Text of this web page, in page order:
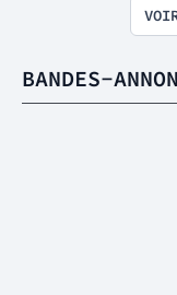
BANDES-